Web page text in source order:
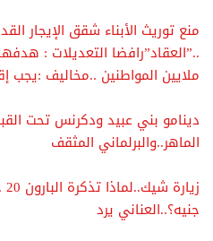
منع توريث الأبناء شقق الإيجار
..”العقاد”رافضا التعديلات :
ملايين المواطنين ..مخاليف :يجب
دينامو بني عبيد ودكرنس تحت
الماهر..والبرلماني المثقف
جنيه؟..العناني يرد